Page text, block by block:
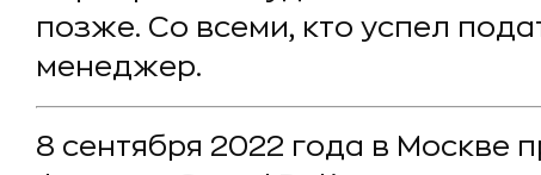
позже. Со всеми, кто успел
менеджер.
8 сентября 2022 года в Москве